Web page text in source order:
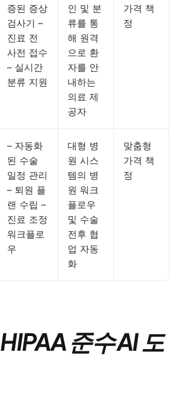
증된 증상
검사기 –
진료 전
사전 접수
– 실시간
분류 지원
인 및 분
류를 통
해 원격
으로 환
자를 안
내하는
의료 제
공자
가격 책
정
– 자동화
된 수술
일정 관리
– 퇴원 플
랜 수립 –
진료 조정
워크플로
우
대형 병
원 시스
템의 병
원 워크
플로우
및 수술
전후 협
업 자동
화
맞춤형
가격 책
정
준수 AI 도